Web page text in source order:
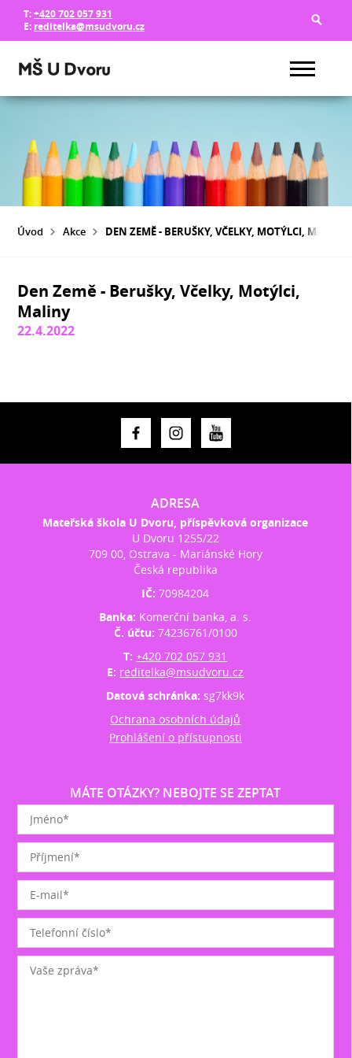
T:+420 702 057 931
E: reditelka@msudvoru.cz
Úvod Akce DEN ZEMĚ - BERUŠKY, VČELKY, MOTÝLCI, MALINY
Den Země - Berušky, Včelky, Motýlci,
Maliny
22.4.2022
ADRESA
Mateřská škola U Dvoru, příspěvková organizace
U Dvoru 1255/22
709 00, Ostrava - Mariánské Hory
Česká republika
IČ:70984204
Banka: Komerční banka, a. s.
Č. účtu: 74236761/0100
T:+420 702 057 931
E: reditelka@msudvoru.cz
Datová schránka:sg7kk9k
Ochrana osobních údajů
Prohlášení o přístupnosti
MÁTE OTÁZKY? NEBOJTE SE ZEPTAT